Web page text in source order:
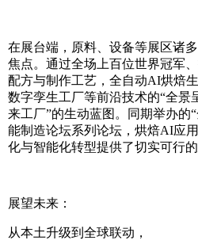
在展台端，原料、设备等展区诸
焦点。通过全场上百位世界冠军
配方与制作工艺，全自动AI烘焙
数字孪生工厂等前沿技术的“全景
来工厂”的生动蓝图。同期举办的
能制造论坛系列论坛，烘焙AI应
化与智能化转型提供了切实可行的
展望未来：
从本土升级到全球联动，